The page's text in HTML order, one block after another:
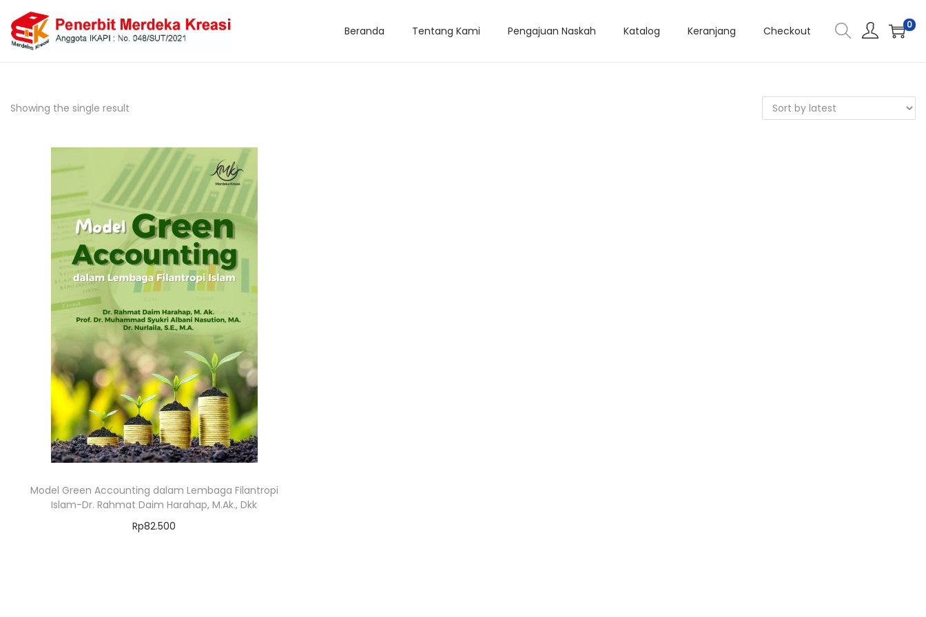
Beranda Tentang Kami Pengajuan Naskah Katalog Keranjang Checkout 0
Showing the single result
Model Green Accounting dalam Lembaga Filantropi
Islam-Dr. Rahmat Daim Harahap, M.Ak., Dkk
Rp82.500